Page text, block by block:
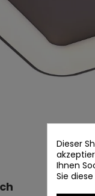
Dieser
Ihnen
Sie